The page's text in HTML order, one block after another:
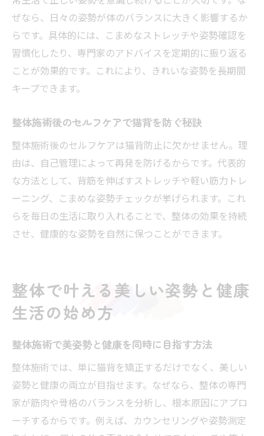
ぜなら、日々の姿勢が体のバランスに大きく影響するか
らです。具体的には、こまめなストレッチや姿勢確認を
習慣化したり、専門家のアドバイスを定期的に振り返る
ことが効果的です。これにより、きれいな姿勢を長期間
キープできます。
整体施術後のセルフケアで猫背を防ぐ秘訣
整体施術後のセルフケアは猫背防止に欠かせません。理
由は、自己管理によって再発を防げるからです。代表的
な方法として、背筋を伸ばすストレッチや軽い筋力トレ
ーニング、こまめな姿勢チェックが挙げられます。これ
らを毎日の生活に取り入れることで、整体の効果を持続
させ、健康的な姿勢を自然に保つことができます。
整体で叶える美しい姿勢と健康
生活の始め方
整体施術で美姿勢と健康を同時に目指す方法
整体施術では、単に猫背を矯正するだけでなく、美しい
姿勢と健康の両立が目指せます。なぜなら、整体の専門
家が筋肉や骨格のバランスを分析し、根本原因にアプロ
ーチするからです。例えば、カウンセリングや姿勢測定